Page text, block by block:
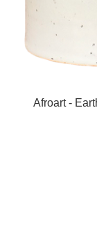
Afroart -